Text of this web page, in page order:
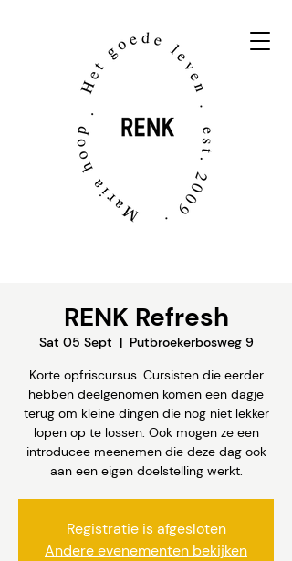
RENK Refresh
Sat 05 Sept
  |
Putbroekerbosweg 9
Korte opfriscursus. Cursisten die eerder
hebben deelgenomen komen een dagje
terug om kleine dingen die nog niet lekker
lopen op te lossen. Ook mogen ze een
introducee meenemen die deze dag ook
aan een eigen doelstelling werkt.
Registratie is afgesloten
Andere evenementen bekijken